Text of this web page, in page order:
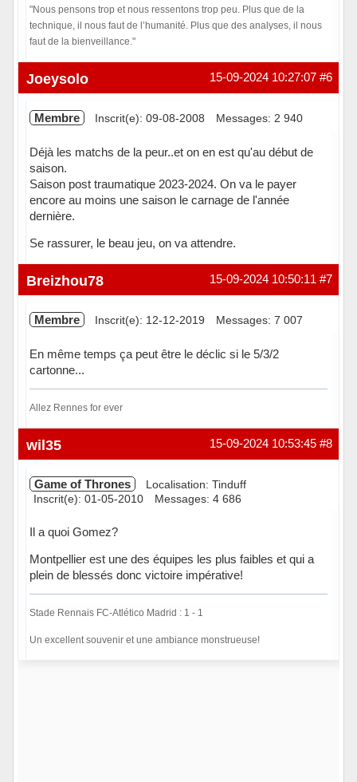
"Nous pensons trop et nous ressentons trop peu. Plus que de la
technique, il nous faut de l’humanité. Plus que des analyses, il nous
faut de la bienveillance."
Hors ligne #6
15-09-2024 10:27:07
Joeysolo
Membre Inscrit(e): 09-08-2008 Messages: 2 940
Déjà les matchs de la peur..et on en est qu'au début de
saison.
Saison post traumatique 2023-2024. On va le payer
encore au moins une saison le carnage de l'année
dernière.
Se rassurer, le beau jeu, on va attendre.
Hors ligne #7
15-09-2024 10:50:11
Breizhou78
Membre Inscrit(e): 12-12-2019 Messages: 7 007
En même temps ça peut être le déclic si le 5/3/2
cartonne...
Allez Rennes for ever
Hors ligne #8
15-09-2024 10:53:45
wil35
Game of Thrones
Localisation: Tinduff
Inscrit(e): 01-05-2010
Messages: 4 686
Il a quoi Gomez?
Montpellier est une des équipes les plus faibles et qui a
plein de blessés donc victoire impérative!
Stade Rennais FC-Atlético Madrid : 1 - 1
Un excellent souvenir et une ambiance monstrueuse!